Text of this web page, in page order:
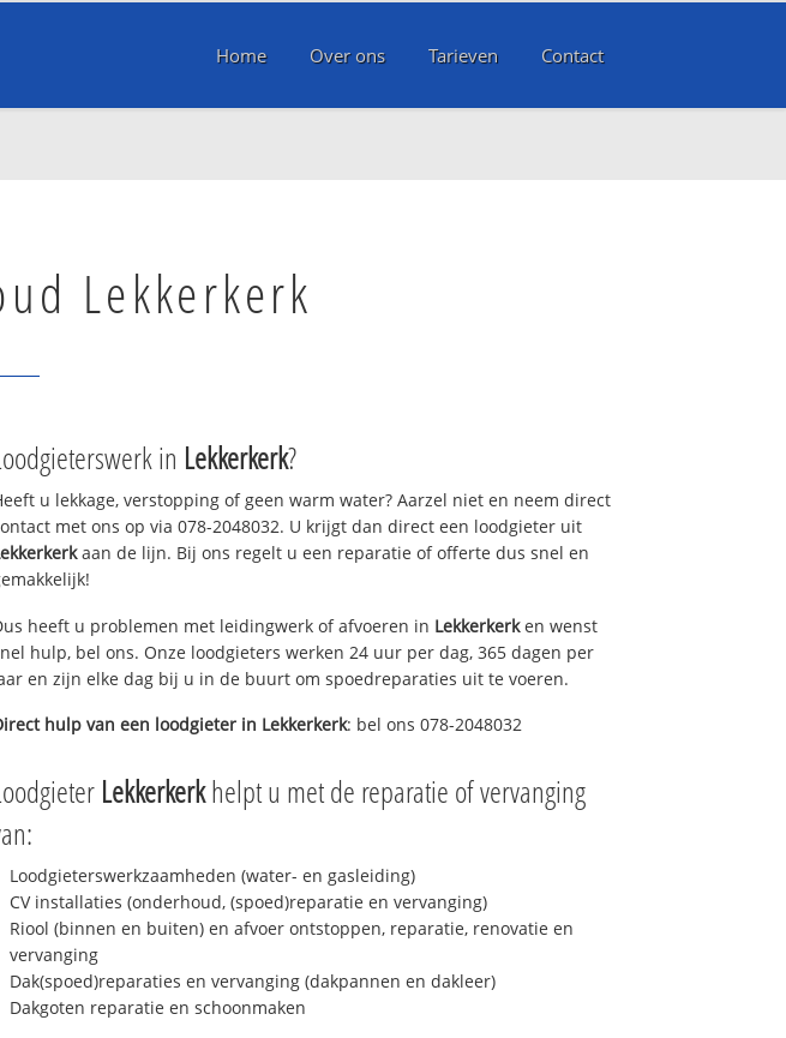
Home Over ons Tarieven Contact
Lekkerkerk
in Lekkerkerk?
u lekkage, verstopping of geen warm water? Aarzel niet en neem direct
met ons op via 078-2048032. U krijgt dan direct een loodgieter uit
aan de lijn. Bij ons regelt u een reparatie of offerte dus snel en
heeft u problemen met leidingwerk of afvoeren in Lekkerkerken wenst
hulp, bel ons. Onze loodgieters werken 24 uur per dag, 365 dagen per
en zijn elke dag bij u in de buurt om spoedreparaties uit te voeren.
hulp van een loodgieter in Lekkerkerk: bel ons 078-2048032
Lekkerkerkhelpt u met de reparatie of vervanging
Loodgieterswerkzaamheden (water- en gasleiding)
CV installaties (onderhoud, (spoed)reparatie en vervanging)
Riool (binnen en buiten) en afvoer ontstoppen, reparatie, renovatie en
vervanging
Dak(spoed)reparaties en vervanging (dakpannen en dakleer)
Dakgoten reparatie en schoonmaken